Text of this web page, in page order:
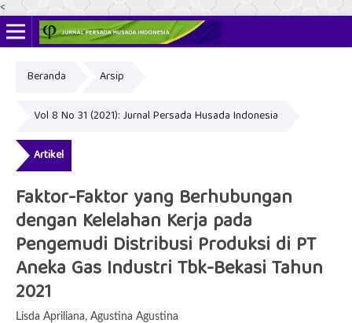
<
Beranda Arsip
Vol 8 No 31 (2021): Jurnal Persada Husada Indonesia
Artikel
Faktor-Faktor yang Berhubungan
dengan Kelelahan Kerja pada
Pengemudi Distribusi Produksi di PT
Aneka Gas Industri Tbk-Bekasi Tahun
2021
Lisda Apriliana, Agustina Agustina